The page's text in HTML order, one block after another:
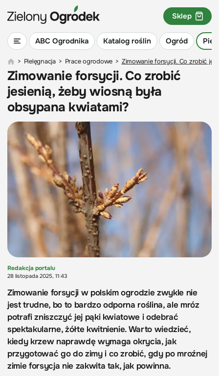
ABC Ogrodnika Katalog roślin Ogród
Sklep
> Pielęgnacja > Prace ogrodowe > Zimowanie forsycji. Co zrobić
Zimowanie forsycji. Co zrobić
jesienią, żeby wiosną była
obsypana kwiatami?
Redakcja portalu
28 listopada 2025, 11:43
Zimowanie forsycji w polskim ogrodzie zwykle nie
jest trudne, bo to bardzo odporna roślina, ale mróz
potrafi zniszczyć jej pąki kwiatowe i odebrać
spektakularne, żółte kwitnienie. Warto wiedzieć,
kiedy krzew naprawdę wymaga okrycia, jak
przygotować go do zimy i co zrobić, gdy po mroźnej
zimie forsycja nie zakwita tak, jak powinna.